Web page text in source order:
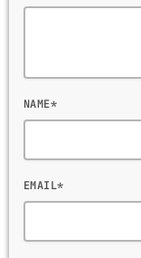
NAME*
EMAIL*